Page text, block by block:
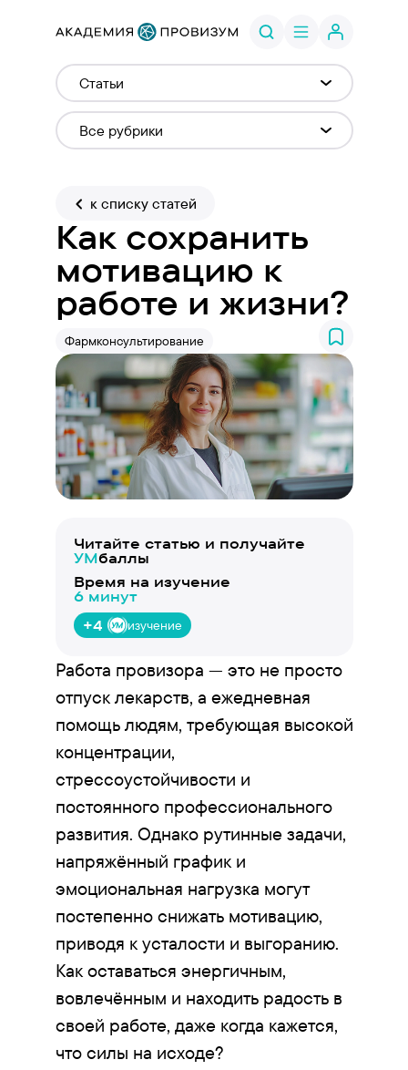
к списку статей
Как сохранить
мотивацию к
работе и жизни?
Фармконсультирование
Читайте статью и получайте
УМбаллы
Время на изучение
6 минут
+4
изучение
Работа провизора — это не просто
отпуск лекарств, а ежедневная
помощь людям, требующая высокой
концентрации,
стрессоустойчивости и
постоянного профессионального
развития. Однако рутинные задачи,
напряжённый график и
эмоциональная нагрузка могут
постепенно снижать мотивацию,
приводя к усталости и выгоранию.
Как оставаться энергичным,
вовлечённым и находить радость в
своей работе, даже когда кажется,
что силы на исходе?